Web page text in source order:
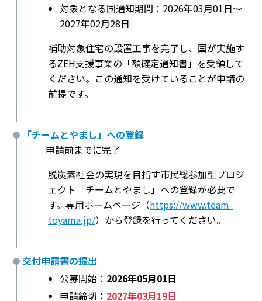
対象となる国通知期間：2026年03月01日〜
2027年02月28日
補助対象住宅の設置工事を完了し、国が実施す
るZEH支援事業の「額確定通知書」を受領して
ください。この通知を受けていることが申請の
前提です。
「チームとやまし」への登録
申請前までに完了
脱炭素社会の実現を目指す市民総参加型プロジ
ェクト「チームとやまし」への登録が必要で
す。専用ホームページ（https://www.team-
toyama.jp/）から登録を行ってください。
交付申請書の提出
公募開始： 2026年05月01日
申請締切： 2027年03月19日